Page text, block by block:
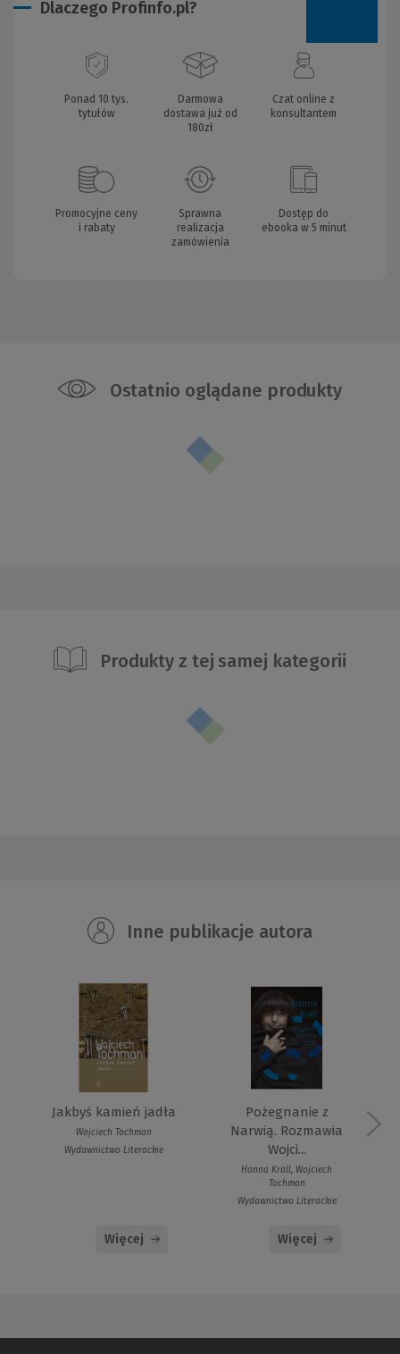
Dlaczego Profinfo.pl?
Ponad 10 tys.
tytułów
Darmowa
dostawa już od
180zł
Czat online z
konsultantem
Promocyjne ceny
i rabaty
Sprawna
realizacja
zamówienia
Dostęp do
ebooka w 5 minut
Ostatnio oglądane produkty
Produkty z tej samej kategorii
Inne publikacje autora
Jakbyś kamień jadła
Wojciech Tochman
Wydawnictwo Literackie
Więcej
Pożegnanie z
Narwią. Rozmawia
Wojci...
Hanna Krall, Wojciech
Tochman
Wydawnictwo Literackie
Więcej